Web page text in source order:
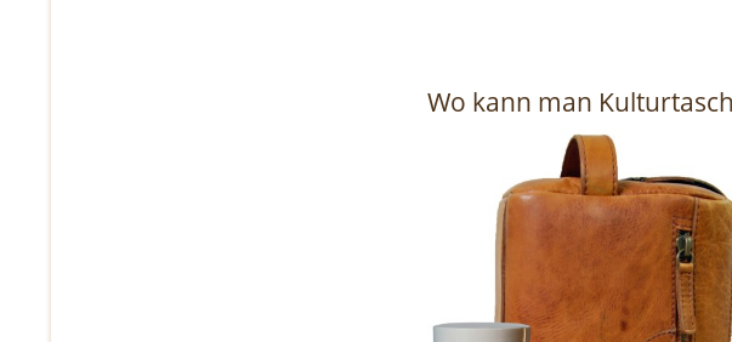
Wo kann man